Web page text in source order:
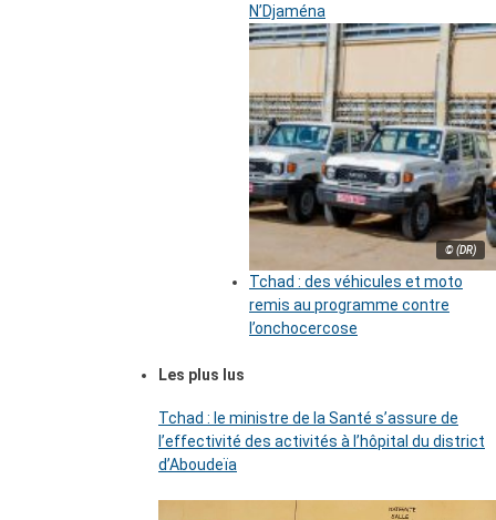
N’Djaména
© (DR)
Tchad : des véhicules et moto
remis au programme contre
l’onchocercose
Les plus lus
Tchad : le ministre de la Santé s’assure de
l’effectivité des activités à l’hôpital du district
d’Aboudeïa